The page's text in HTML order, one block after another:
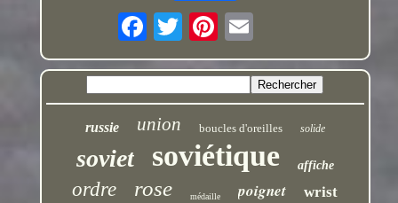
russie union boucles d'oreilles solide
soviet soviétique affiche
ordre rose médaille poignet wrist